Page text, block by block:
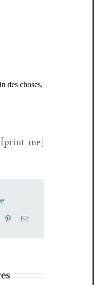
des choses,
[print-me]
PinterestEmail